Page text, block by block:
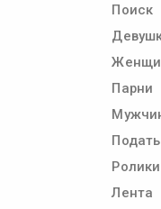
Поиск
Парни
Ролики
Лента